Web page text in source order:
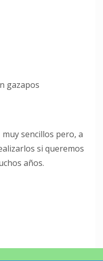
gazapos
sencillos pero, a
si queremos
años.